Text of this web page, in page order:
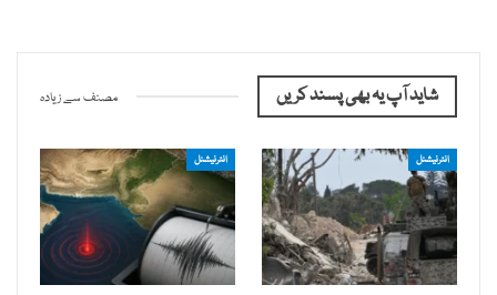
شاید آپ یہ بھی پسند کریں مصنف سے زیادہ
انٹرنیشنل انٹرنیشنل